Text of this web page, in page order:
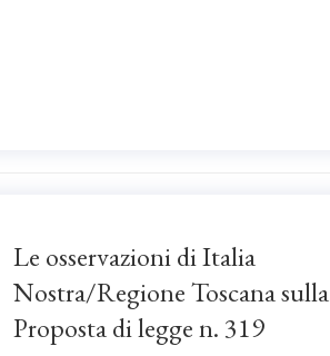
Le osservazioni di Italia
Nostra/Regione Toscana sulla
Proposta di legge n. 319